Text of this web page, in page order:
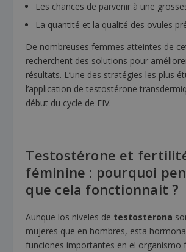
Les chances de parvenir à une
La quantité et la qualité des ovules
De nombreuses femmes atteintes de
recherchent des solutions pour
résultats. L’une des stratégies les plus
l’application de testostérone
début du cycle de FIV.
Testostérone et
féminine : pourquoi
que cela fonctionnait ?
Aunque los niveles de testosterona
mujeres que en hombres, esta
funciones importantes en el organismo